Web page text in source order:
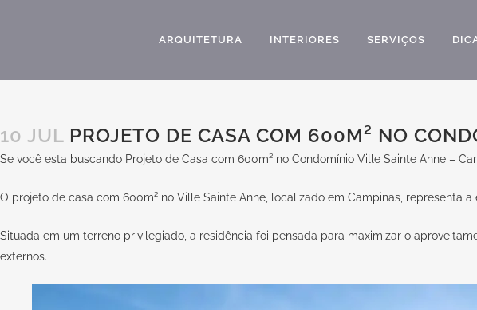
ARQUITETURA INTERIORES SERVIÇOS
10 JUL PROJETO DE CASA COM 600M² NO
Se você esta buscando Projeto de Casa com 600m² no Condomínio Ville Sainte Anne –
O projeto de casa com 600m² no Ville Sainte Anne, localizado em Campinas,
Situada em um terreno privilegiado, a residência foi pensada para maximizar o
externos.